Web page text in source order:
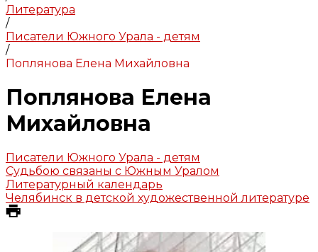
Литература
/
Писатели Южного Урала - детям
/
Поплянова Елена Михайловна
Поплянова Елена
Михайловна
Писатели Южного Урала - детям
Судьбою связаны с Южным Уралом
Литературный календарь
Челябинск в детской художественной литературе